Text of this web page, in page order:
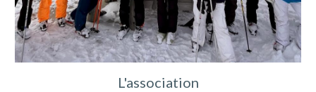
L'association